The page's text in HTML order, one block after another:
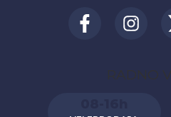
RADNO